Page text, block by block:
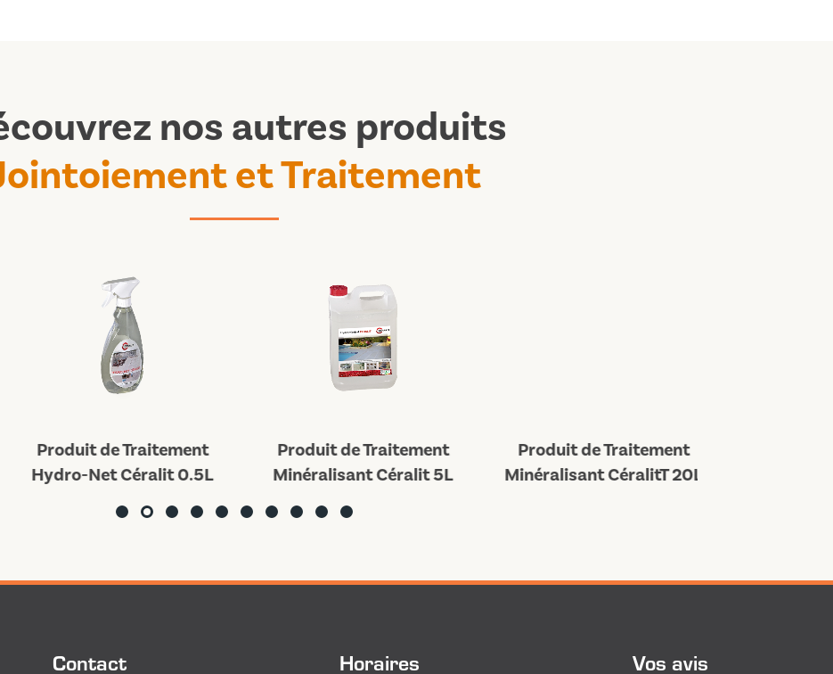
nos autres produits
et Traitement
Produit de Traitement
Hydro-Net Céralit 0.5L
Produit de Traitement
Minéralisant Céralit 5L
Produit de Traitement
Minéralisant CéralitT 20L
Contact Horaires Vos avis